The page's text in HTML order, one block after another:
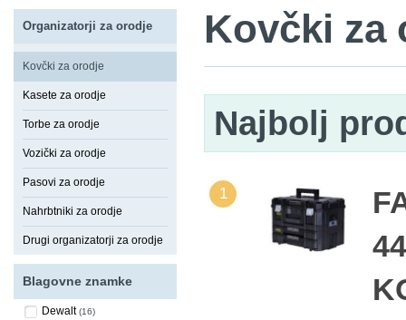
Organizatorji za orodje
Kovčki za orodje
Kasete za orodje
Torbe za orodje
Vozički za orodje
Pasovi za orodje
Nahrbtniki za orodje
Drugi organizatorji za orodje
Blagovne znamke
Dewalt(16)
Kovčki za
Najbolj
1